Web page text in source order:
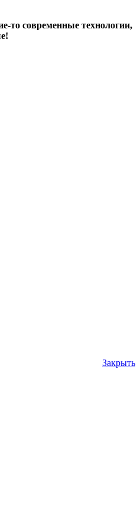
то современные технологии,
Закрыть